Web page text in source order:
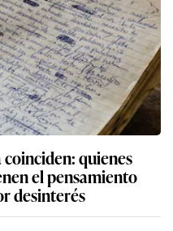
quienes
el pensamiento
desinterés